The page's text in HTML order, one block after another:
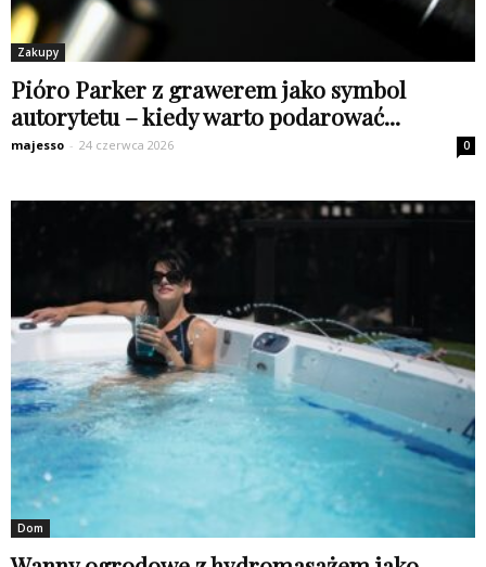
Zakupy
Pióro Parker z grawerem jako symbol
autorytetu – kiedy warto podarować...
majesso - 24 czerwca 2026 0
Dom